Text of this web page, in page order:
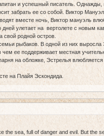
и успешный писатель. Однажды,
забрать ее со собой. Виктор
вместе ночь, Виктор мануэль
дней улетает на вертолете с новым
свой родной остров.
рыбаков. В одной из них выросла
чем ее поддерживает местная
на обложке, Эстрелья
на Плайя Эскондида.
the sea, full of danger and evil. But the